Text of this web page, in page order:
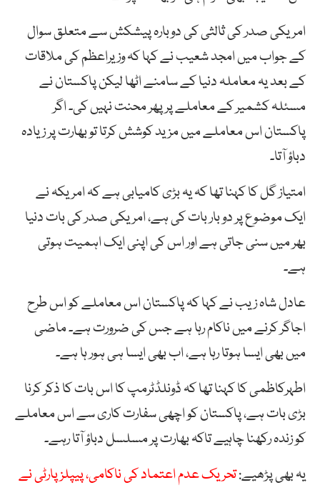
امریکی صدر کی ثالثی کی دوبارہ پیشکش سے متعلق سوال
کے جواب میں امجد شعیب نے کہا کہ وزیراعظم کی ملاقات
کے بعد یہ معاملہ دنیا کے سامنے اٹھا لیکن پاکستان نے
مسئلہ کشمیر کے معاملے پر پھر محنت نہیں کی۔ اگر
پاکستان اس معاملے میں مزید کوشش کرتا تو بھارت پر زیادہ
دباؤ آتا۔
امتیاز گل کا کہنا تھا کہ یہ بڑی کامیابی ہے کہ امریکہ نے
ایک موضوع پر دو بار بات کی ہے، امریکی صدر کی بات دنیا
بھر میں سنی جاتی ہے اور اس کی اپنی ایک اہمیت ہوتی
ہے۔
عادل شاہ زیب نے کہا کہ پاکستان اس معاملے کو اس طرح
اجاگر کرنے میں ناکام رہا ہے جس کی ضرورت ہے۔ ماضی
میں بھی ایسا ہوتا رہا ہے، اب بھی ایسا ہی ہور ہا ہے۔
اطہرکاظمی کا کہنا تھا کہ ڈونلڈٹرمپ کا اس بات کا ذکر کرنا
بڑی بات ہے، پاکستان کو اچھی سفارت کاری سے اس معاملے
کو زندہ رکھنا چاہیے تاکہ بھارت پر مسلسل دباؤ آتا رہے۔
یہ بھی پڑھیے:تحریک عدم اعتماد کی ناکامی، پیپلز پارٹی نے